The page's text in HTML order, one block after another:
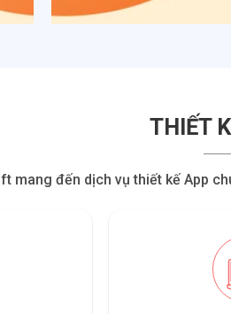
THIẾT
mang đến dịch vụ thiết kế App